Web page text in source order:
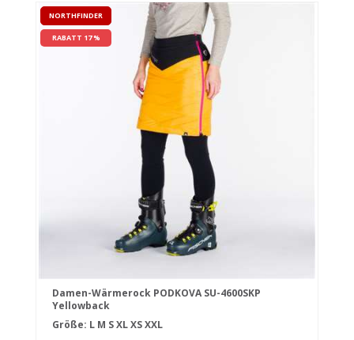
NORTHFINDER
RABATT 17 %
Damen-Wärmerock PODKOVA SU-4600SKP
Yellowback
Größe: L M SXLXSXXL